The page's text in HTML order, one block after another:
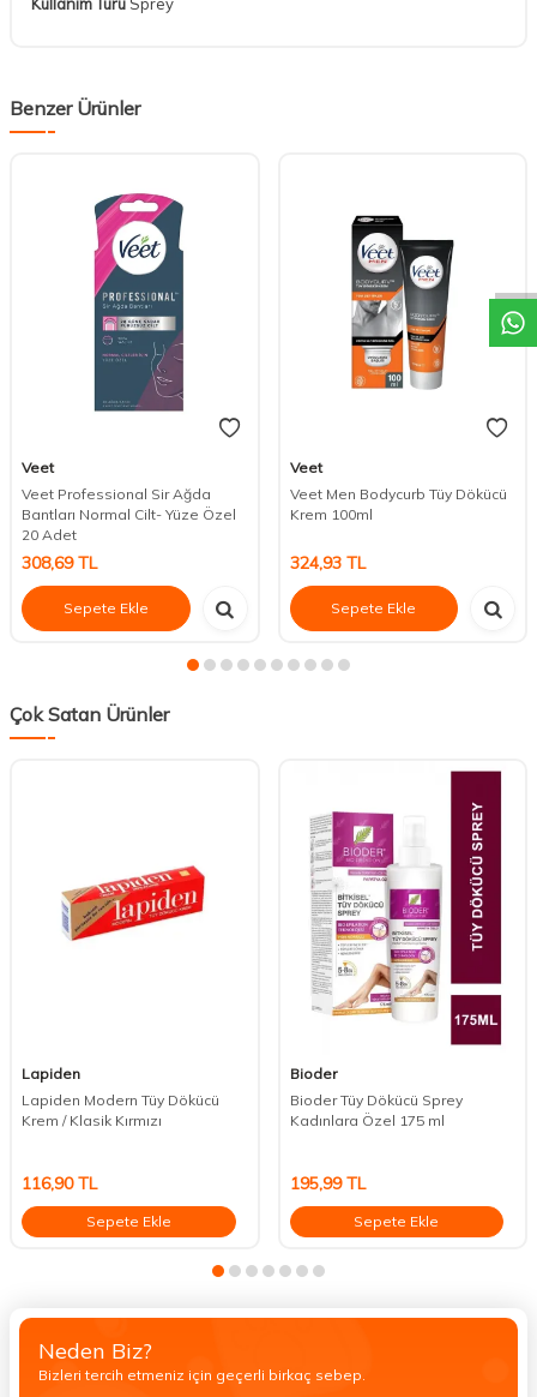
Benzer Ürünler
Veet
Veet Professional Sir Ağda
Bantları Normal Cilt- Yüze Özel
20 Adet
308,69TL
Sepete Ekle
Veet
Veet Men Bodycurb Tüy Dökücü
Krem 100ml
324,93TL
Sepete Ekle
Çok Satan Ürünler
Lapiden
Lapiden Modern Tüy Dökücü
Krem / Klasik Kırmızı
116,90TL
Sepete Ekle
Bioder
Bioder Tüy Dökücü Sprey
Kadınlara Özel 175 ml
195,99TL
Sepete Ekle
Neden Biz?
Bizleri tercih etmeniz için geçerli birkaç sebep.